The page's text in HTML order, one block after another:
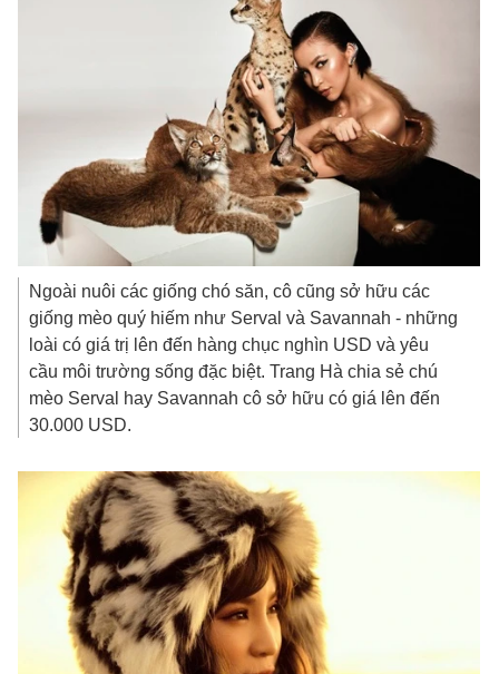
Ngoài nuôi các giống chó săn, cô cũng sở hữu các
giống mèo quý hiếm như Serval và Savannah - những
loài có giá trị lên đến hàng chục nghìn USD và yêu
cầu môi trường sống đặc biệt. Trang Hà chia sẻ chú
mèo Serval hay Savannah cô sở hữu có giá lên đến
30.000 USD.